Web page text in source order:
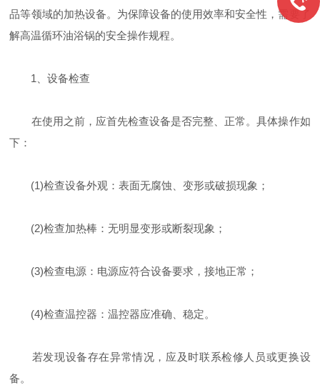
品等领域的加热设备。为保障设备的使用效率和安全性，需要了
解高温循环油浴锅的安全操作规程。
1、设备检查
在使用之前，应首先检查设备是否完整、正常。具体操作如
下：
(1)检查设备外观：表面无腐蚀、变形或破损现象；
(2)检查加热棒：无明显变形或断裂现象；
(3)检查电源：电源应符合设备要求，接地正常；
(4)检查温控器：温控器应准确、稳定。
若发现设备存在异常情况，应及时联系检修人员或更换设
备。